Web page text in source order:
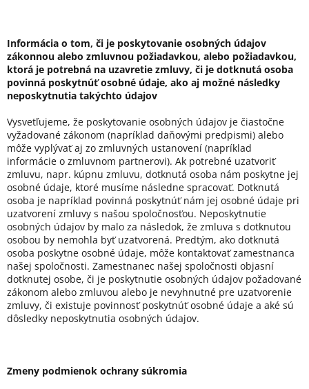
Informácia o tom, či je poskytovanie osobných údajov
zákonnou alebo zmluvnou požiadavkou, alebo požiadavkou,
ktorá je potrebná na uzavretie zmluvy, či je dotknutá osoba
povinná poskytnúť osobné údaje, ako aj možné následky
neposkytnutia takýchto údajov
Vysvetľujeme, že poskytovanie osobných údajov je čiastočne
vyžadované zákonom (napríklad daňovými predpismi) alebo
môže vyplývať aj zo zmluvných ustanovení (napríklad
informácie o zmluvnom partnerovi). Ak potrebné uzatvoriť
zmluvu, napr. kúpnu zmluvu, dotknutá osoba nám poskytne jej
osobné údaje, ktoré musíme následne spracovať. Dotknutá
osoba je napríklad povinná poskytnúť nám jej osobné údaje pri
uzatvorení zmluvy s našou spoločnosťou. Neposkytnutie
osobných údajov by malo za následok, že zmluva s dotknutou
osobou by nemohla byť uzatvorená. Predtým, ako dotknutá
osoba poskytne osobné údaje, môže kontaktovať zamestnanca
našej spoločnosti. Zamestnanec našej spoločnosti objasní
dotknutej osobe, či je poskytnutie osobných údajov požadované
zákonom alebo zmluvou alebo je nevyhnutné pre uzatvorenie
zmluvy, či existuje povinnosť poskytnúť osobné údaje a aké sú
dôsledky neposkytnutia osobných údajov.
Zmeny podmienok ochrany súkromia